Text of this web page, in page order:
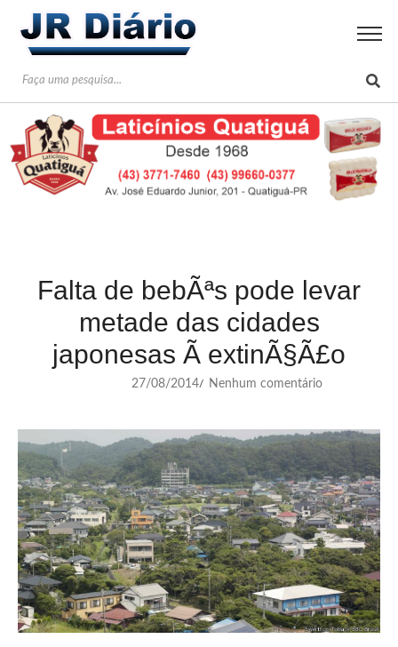
Falta de bebÃªs pode levar
metade das cidades
japonesas Ã extinÃ§Ã£o
27/08/2014/ Nenhum comentário